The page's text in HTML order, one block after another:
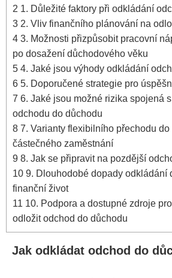
2 1. Důležité faktory při odkládání
3 2. Vliv finančního plánování na
4 3. Možnosti přizpůsobit pracovní
po dosažení důchodového věku
5 4. Jaké jsou výhody odkládání
6 5. Doporučené strategie pro
7 6. Jaké jsou možné rizika spojená
odchodu do důchodu
8 7. Varianty flexibilního přechodu
částečného zaměstnání
9 8. Jak se připravit na pozdější
10 9. Dlouhodobé dopady odkládání
finanční život
11 10. Podpora a dostupné zdroje
odložit odchod do důchodu
Jak odkládat odchod do